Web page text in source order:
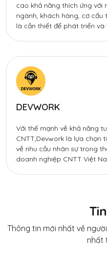
cao khả năng thích ứng với
ngành, khách hàng, cơ cấu
là cần thiết để phát triển và
DEVWORK
Với thế mạnh về khả năng
CNTT,Devwork là lựa chọn
về nhu cầu nhân sự trong
doanh nghiệp CNTT Việt
Thông tin mới nhất về
nhất